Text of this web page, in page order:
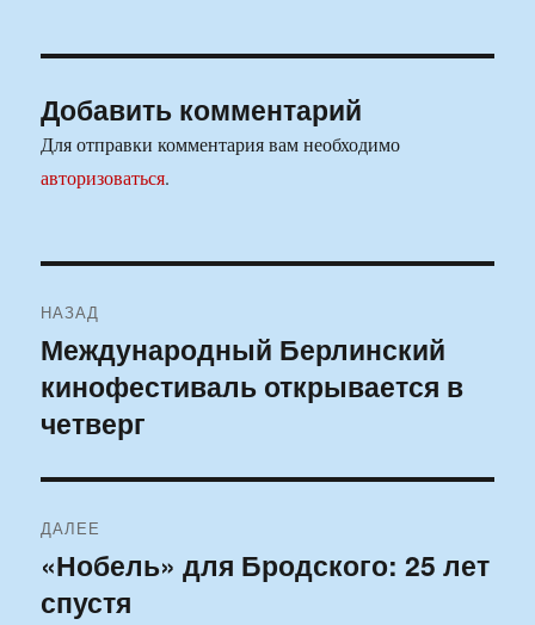
Добавить комментарий
Для отправки комментария вам необходимо
авторизоваться.
по
записям
НАЗАД
Предыдущая
запись:
Международный Берлинский
кинофестиваль открывается в
четверг
ДАЛЕЕ
Следующая
запись:
«Нобель» для Бродского: 25 лет
спустя